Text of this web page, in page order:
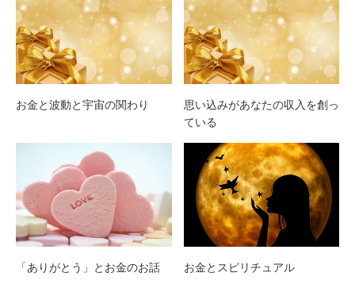
お金と波動と宇宙の関わり
思い込みがあなたの収入を創っ
ている
「ありがとう」とお金のお話 お金とスピリチュアル